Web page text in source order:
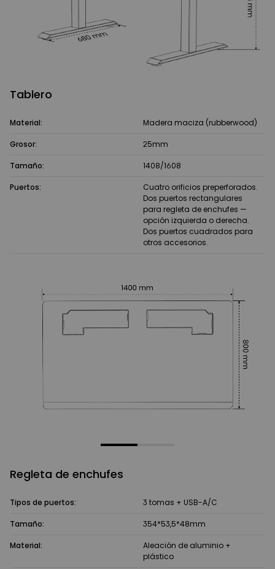
Tablero
Material: Madera maciza (rubberwood)
Grosor: 25mm
Tamaño: 1408/1608
Puertos:
Cuatro orificios preperforados.
Dos puertos rectangulares
para regleta de enchufes —
opción izquierda o derecha.
Dos puertos cuadrados para
otros accesorios.
Regleta de enchufes
Tipos de puertos: 3 tomas + USB-A/C
Tamaño: 354*53,5*48mm
Material:
Aleación de aluminio +
plástico